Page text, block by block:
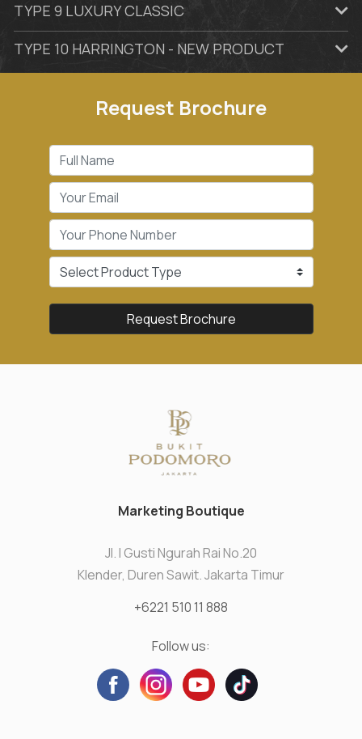
TYPE 9 LUXURY CLASSIC
TYPE 10 HARRINGTON - NEW PRODUCT
Request Brochure
Request Brochure
Marketing Boutique
Jl. I Gusti Ngurah Rai No.20
Klender, Duren Sawit. Jakarta Timur
+6221 510 11 888
Follow us: